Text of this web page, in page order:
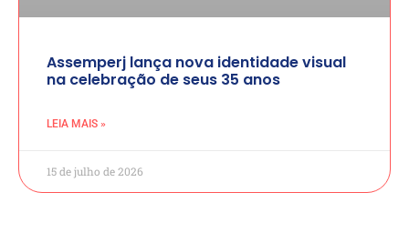
Assemperj lança nova identidade visual
na celebração de seus 35 anos
LEIA MAIS »
15 de julho de 2026